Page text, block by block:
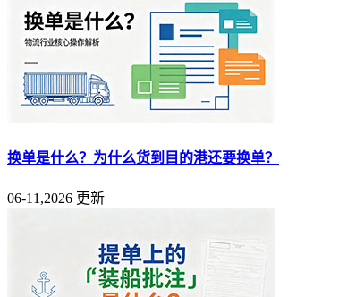
换单是什么？为什么货到目的港还要换单？
06-11,2026 更新